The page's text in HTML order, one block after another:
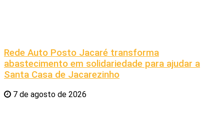
Rede Auto Posto Jacaré transforma
abastecimento em solidariedade para ajudar a
Santa Casa de Jacarezinho
7 de agosto de 2026